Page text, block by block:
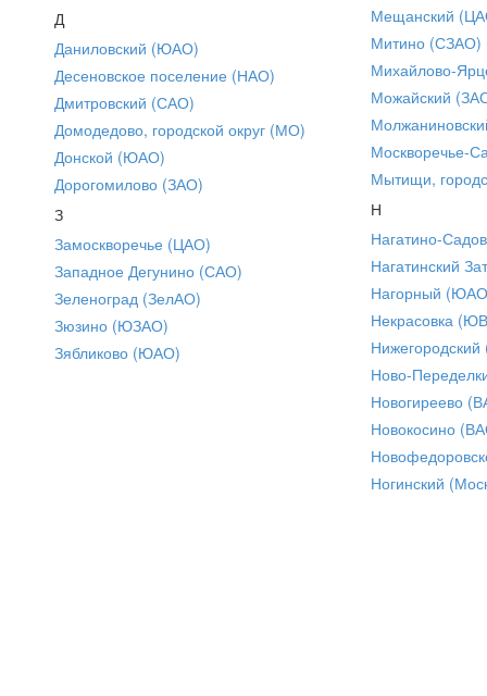
Д
Даниловский (ЮАО)
Десеновское поселение (НАО)
Дмитровский (САО)
Домодедово, городской округ (МО)
Донской (ЮАО)
Дорогомилово (ЗАО)
З
Замоскворечье (ЦАО)
Западное Дегунино (САО)
Зеленоград (ЗелАО)
Зюзино (ЮЗАО)
Зябликово (ЮАО)
Мещанский
Митино (СЗАО)
Михайлово-
Можайский
Москворечье-
Мытищи,
Н
Нагатино-
Нагатинский
Нагорный
Некрасовка
Ново-
Новогиреево
Новокосино
Ногинский